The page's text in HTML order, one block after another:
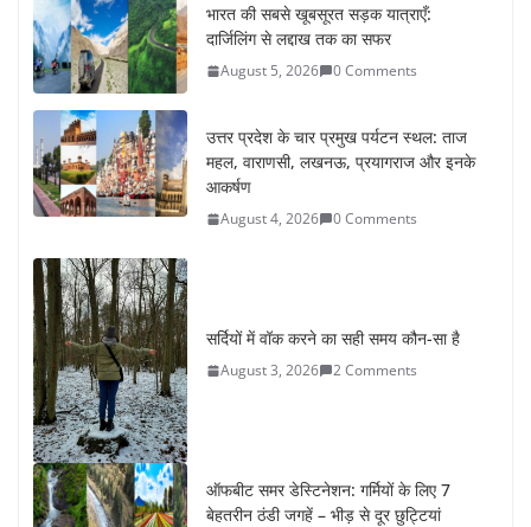
भारत की सबसे खूबसूरत सड़क यात्राएँ:
दार्जिलिंग से लद्दाख तक का सफर
August 5, 2026 0 Comments
उत्तर प्रदेश के चार प्रमुख पर्यटन स्थल: ताज
महल, वाराणसी, लखनऊ, प्रयागराज और इनके
आकर्षण
August 4, 2026 0 Comments
सर्दियों में वॉक करने का सही समय कौन-सा है
August 3, 2026 2 Comments
ऑफबीट समर डेस्टिनेशन: गर्मियों के लिए 7
बेहतरीन ठंडी जगहें – भीड़ से दूर छुट्टियां